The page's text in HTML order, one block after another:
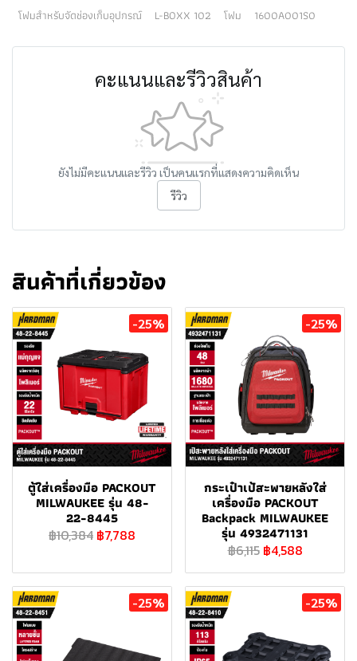
โฟมสำหรับจัดช่องเก็บอุปกรณ์ L-BOXX 102 โฟม 1600A001S0
คะแนนและรีวิวสินค้า
ยังไม่มีคะแนนและรีวิว เป็นคนแรกที่แสดงความคิดเห็น
รีวิว
สินค้าที่เกี่ยวข้อง
-25%
ตู้ใส่เครื่องมือ PACKOUT
MILWAUKEE รุ่น 48-
22-8445
฿10,384 ฿7,788
-25%
กระเป๋าเป้สะพายหลังใส่
เครื่องมือ PACKOUT
Backpack MILWAUKEE
รุ่น 4932471131
฿6,115 ฿4,588
-25% -25%